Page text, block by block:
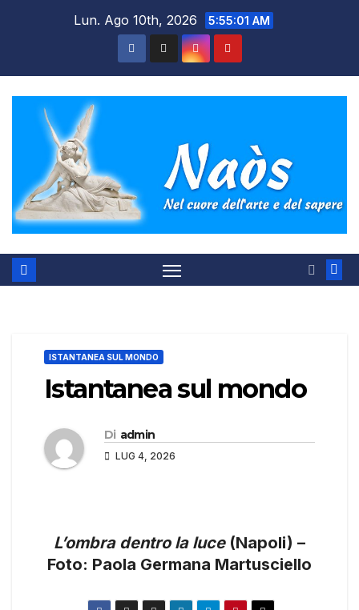
Lun. Ago 10th, 2026 5:55:02 AM
ISTANTANEA SUL MONDO
Istantanea sul mondo
Di admin
LUG 4, 2026
L’ombra dentro la luce(Napoli) –
Foto: Paola Germana Martusciello